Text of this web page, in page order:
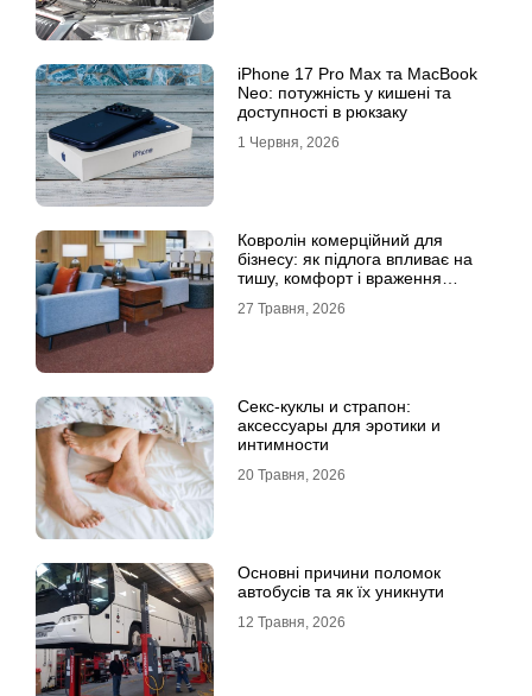
iPhone 17 Pro Max та MacBook
Neo: потужність у кишені та
доступності в рюкзаку
1 Червня, 2026
Ковролін комерційний для
бізнесу: як підлога впливає на
тишу, комфорт і враження
27 Травня, 2026
Секс-куклы и страпон:
аксессуары для эротики и
интимности
20 Травня, 2026
Основні причини поломок
автобусів та як їх уникнути
12 Травня, 2026